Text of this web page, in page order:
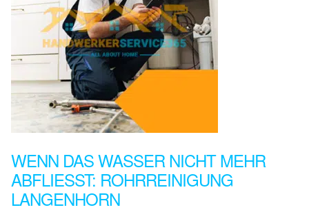
WENN DAS WASSER NICHT MEHR
ABFLIESST: ROHRREINIGUNG L
ANGENHORN